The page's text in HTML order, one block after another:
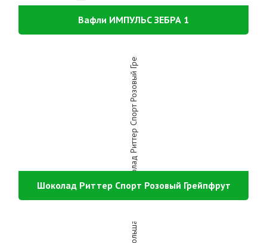
Вафли ИМПУЛЬС ЗЕБРА 1
Шоколад Риттер Спорт Розовый Грейпфрут